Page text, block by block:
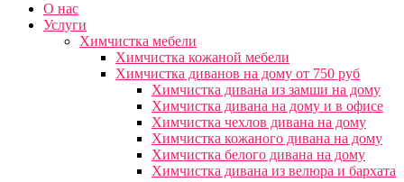
О нас
Услуги
Химчистка мебели
Химчистка кожаной мебели
Химчистка диванов на дому от 750 руб
Химчистка дивана из замши на дому
Химчистка дивана на дому и в офисе
Химчистка чехлов дивана на дому
Химчистка кожаного дивана на дому
Химчистка белого дивана на дому
Химчистка дивана из велюра и бархата